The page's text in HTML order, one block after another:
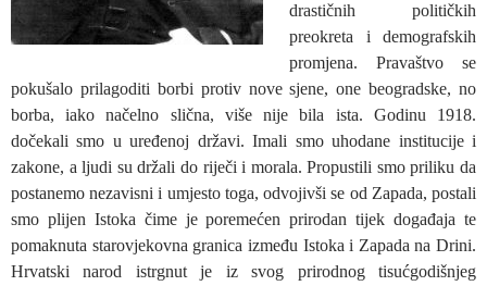
drastičnih političkih
preokreta i demografskih
promjena. Pravaštvo se
pokušalo prilagoditi borbi protiv nove sjene, one beogradske, no
borba, iako načelno slična, više nije bila ista. Godinu 1918.
dočekali smo u uređenoj državi. Imali smo uhodane institucije i
zakone, a ljudi su držali do riječi i morala. Propustili smo priliku da
postanemo nezavisni i umjesto toga, odvojivši se od Zapada, postali
smo plijen Istoka čime je poremećen prirodan tijek događaja te
pomaknuta starovjekovna granica između Istoka i Zapada na Drini.
Hrvatski narod istrgnut je iz svog prirodnog tisućgodišnjeg